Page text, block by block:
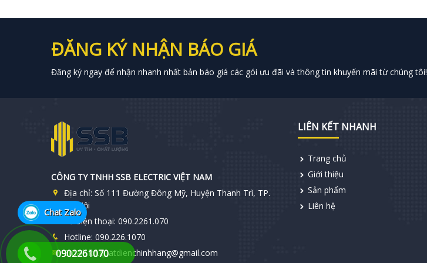
ĐĂNG KÝ NHẬN BÁO GIÁ
Đăng ký ngay để nhận nhanh nhất bản báo giá các gói ưu đãi và thông tin khuyến mãi từ chúng tôi!
CÔNG TY TNHH SSB ELECTRIC VIỆT NAM
Địa chỉ: Số 111 Đường Đông Mỹ, Huyện Thanh Trì, TP.
Hà Nội
Số điện thoại: 090.2261.070
Hotline: 090.226.1070
Email:kd.quatdienchinhhang@gmail.com
LIÊN KẾT NHANH
Trang chủ
Giới thiệu
Sản phẩm
Liên hệ
0902261070
Chat Zalo